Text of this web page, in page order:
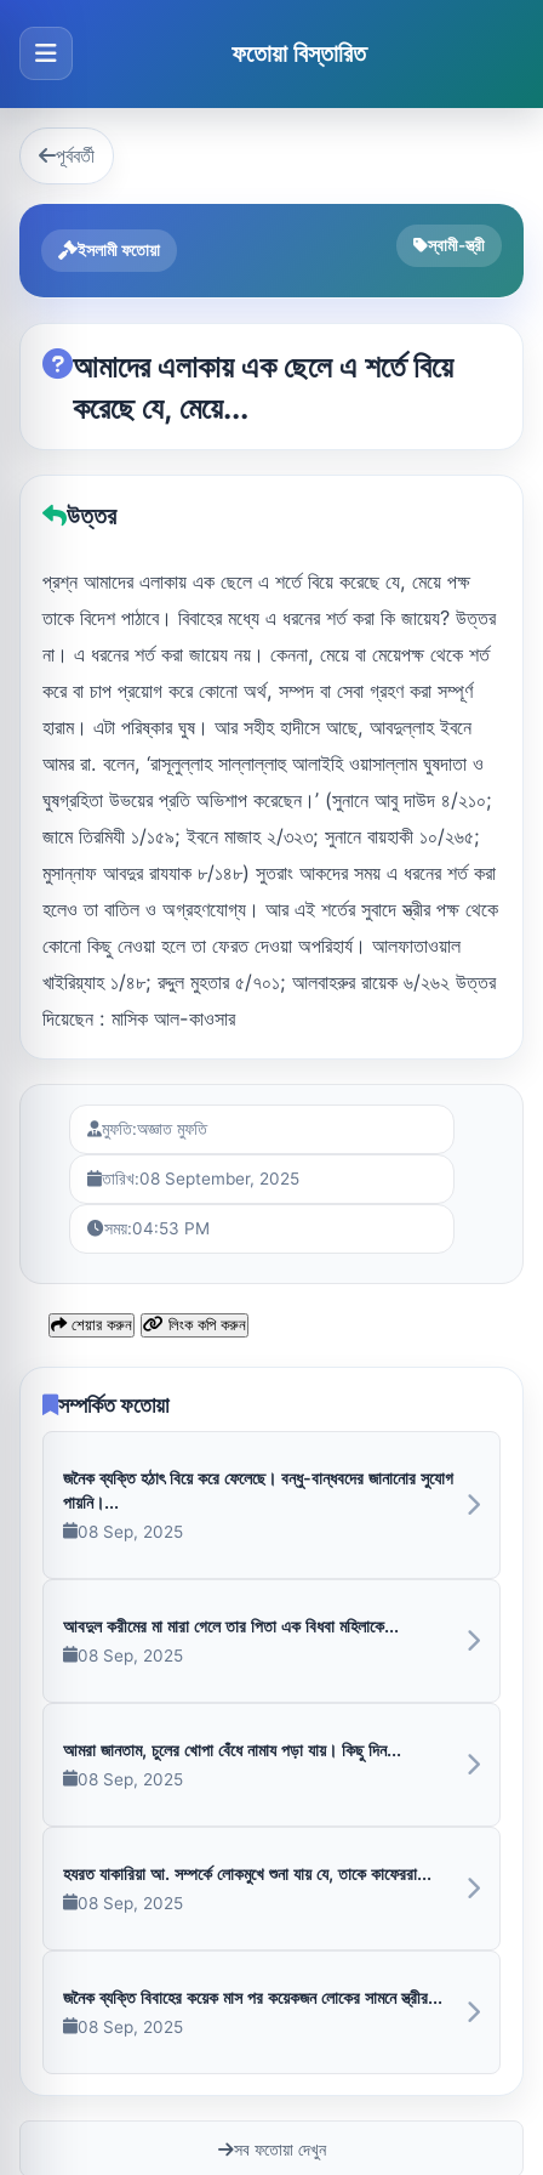
ফতোয়া বিস্তারিত
পূর্ববর্তী
ইসলামী ফতোয়া স্বামী-স্ত্রী
আমাদের এলাকায় এক ছেলে এ শর্তে বিয়ে
করেছে যে, মেয়ে...
উত্তর
প্রশ্ন আমাদের এলাকায় এক ছেলে এ শর্তে বিয়ে করেছে যে, মেয়ে পক্ষ
তাকে বিদেশ পাঠাবে। বিবাহের মধ্যে এ ধরনের শর্ত করা কি জায়েয? উত্তর
না। এ ধরনের শর্ত করা জায়েয নয়। কেননা, মেয়ে বা মেয়েপক্ষ থেকে শর্ত
করে বা চাপ প্রয়োগ করে কোনো অর্থ, সম্পদ বা সেবা গ্রহণ করা সম্পূর্ণ
হারাম। এটা পরিষ্কার ঘুষ। আর সহীহ হাদীসে আছে, আবদুল্লাহ ইবনে
আমর রা. বলেন, ‘রাসূলুল্লাহ সাল্লাল্লাহু আলাইহি ওয়াসাল্লাম ঘুষদাতা ও
ঘুষগ্রহিতা উভয়ের প্রতি অভিশাপ করেছেন।’ (সুনানে আবু দাউদ ৪/২১০;
জামে তিরমিযী ১/১৫৯; ইবনে মাজাহ ২/৩২৩; সুনানে বায়হাকী ১০/২৬৫;
মুসান্নাফ আবদুর রাযযাক ৮/১৪৮) সুতরাং আকদের সময় এ ধরনের শর্ত করা
হলেও তা বাতিল ও অগ্রহণযোগ্য। আর এই শর্তের সুবাদে স্ত্রীর পক্ষ থেকে
কোনো কিছু নেওয়া হলে তা ফেরত দেওয়া অপরিহার্য। আলফাতাওয়াল
খাইরিয়্যাহ ১/৪৮; রদ্দুল মুহতার ৫/৭০১; আলবাহরুর রায়েক ৬/২৬২ উত্তর
দিয়েছেন : মাসিক আল-কাওসার
মুফতি:অজ্ঞাত মুফতি
তারিখ:08 September, 2025
সময়:04:53 PM
শেয়ার করুন লিংক কপি করুন
সম্পর্কিত ফতোয়া
জনৈক ব্যক্তি হঠাৎ বিয়ে করে ফেলেছে। বন্ধু-বান্ধবদের জানানোর সুযোগ
পায়নি।...
08 Sep, 2025
আবদুল করীমের মা মারা গেলে তার পিতা এক বিধবা মহিলাকে...
08 Sep, 2025
আমরা জানতাম, চুলের খোপা বেঁধে নামায পড়া যায়। কিছু দিন...
08 Sep, 2025
হযরত যাকারিয়া আ. সম্পর্কে লোকমুখে শুনা যায় যে, তাকে কাফেররা...
08 Sep, 2025
জনৈক ব্যক্তি বিবাহের কয়েক মাস পর কয়েকজন লোকের সামনে স্ত্রীর...
08 Sep, 2025
সব ফতোয়া দেখুন